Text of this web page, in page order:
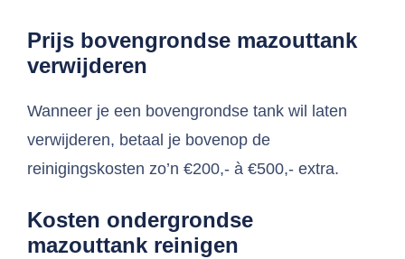
Prijs bovengrondse mazouttank
verwijderen
Wanneer je een bovengrondse tank wil laten
verwijderen, betaal je bovenop de
reinigingskosten zo’n €200,- à €500,- extra.
Kosten ondergrondse
mazouttank reinigen